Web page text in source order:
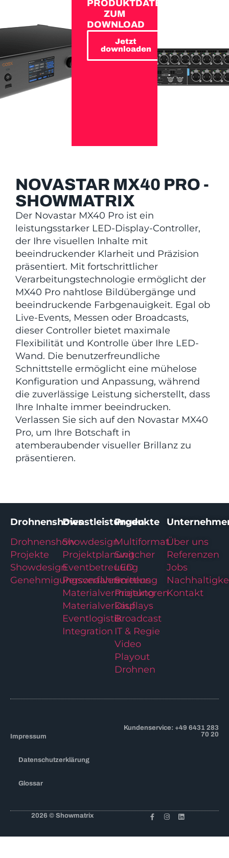
PRODUKTDATEN
ZUM
DOWNLOAD
Jetzt
downloaden
NOVASTAR MX40 PRO -
SHOWMATRIX
Der Novastar MX40 Pro ist ein
leistungsstarker LED-Display-Controller,
der Ihre visuellen Inhalte mit
beeindruckender Klarheit und Präzision
präsentiert. Mit fortschrittlicher
Verarbeitungstechnologie ermöglicht der
MX40 Pro nahtlose Bildübergänge und
beeindruckende Farbgenauigkeit. Egal ob
Live-Events, Messen oder Broadcasts,
dieser Controller bietet maximale
Flexibilität und Kontrolle über Ihre LED-
Wand. Die benutzerfreundliche
Schnittstelle ermöglicht eine mühelose
Konfiguration und Anpassung, während
die zuverlässige Leistung sicherstellt, dass
Ihre Inhalte immer beeindrucken.
Verlassen Sie sich auf den Novastar MX40
Pro, um Ihre Botschaft in
atemberaubender visueller Brillanz zu
präsentieren.
Drohnenshows
Drohnenshow
Projekte
Showdesign
Genehmigungsverfahren
Dienstleistungen
Showdesign
Projektplanung
Eventbetreuung
Personalvermittlung
Materialvermietung
Materialverkauf
Eventlogistik
Integration
Produkte
Multiformat
Switcher
LED
Screens
Projektoren
Displays
Broadcast
IT & Regie
Video
Playout
Drohnen
Über uns
Referenzen
Jobs
Kontakt
Impressum
Datenschutzerklärung
Glossar
Kundenservice: +49 6431 283
70 20
2026 © Showmatrix